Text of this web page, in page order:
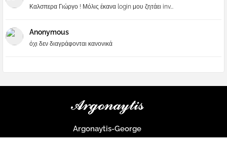
Καλσπερα Γιώργο ! Μόλις έκανα login μου ζητάει inv...
Anonymous
όχι δεν διαγράφονται κανονικά
Argonaytis-George